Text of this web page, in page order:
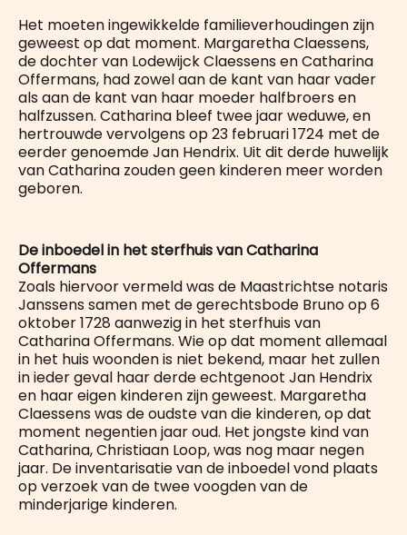
Het moeten ingewikkelde familieverhoudingen zijn
geweest op dat moment. Margaretha Claessens,
de dochter van Lodewijck Claessens en Catharina
Offermans, had zowel aan de kant van haar vader
als aan de kant van haar moeder halfbroers en
halfzussen. Catharina bleef twee jaar weduwe, en
hertrouwde vervolgens op 23 februari 1724 met de
eerder genoemde Jan Hendrix. Uit dit derde huwelijk
van Catharina zouden geen kinderen meer worden
geboren.
De inboedel in het sterfhuis van Catharina
Offermans
Zoals hiervoor vermeld was de Maastrichtse notaris
Janssens samen met de gerechtsbode Bruno op 6
oktober 1728 aanwezig in het sterfhuis van
Catharina Offermans. Wie op dat moment allemaal
in het huis woonden is niet bekend, maar het zullen
in ieder geval haar derde echtgenoot Jan Hendrix
en haar eigen kinderen zijn geweest. Margaretha
Claessens was de oudste van die kinderen, op dat
moment negentien jaar oud. Het jongste kind van
Catharina, Christiaan Loop, was nog maar negen
jaar. De inventarisatie van de inboedel vond plaats
op verzoek van de twee voogden van de
minderjarige kinderen.